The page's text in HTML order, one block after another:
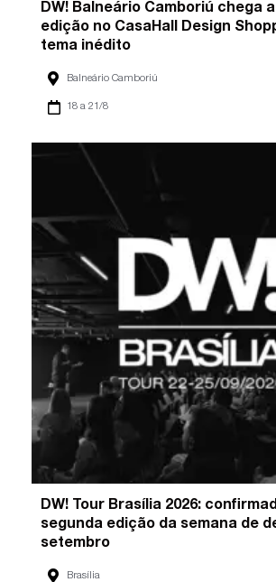
DW! Balneário Camboriú chega
edição no CasaHall Design
tema inédito
Balneário Camboriú
18 a 21/8
DW! Tour Brasília 2026:
segunda edição da semana de
setembro
Brasília